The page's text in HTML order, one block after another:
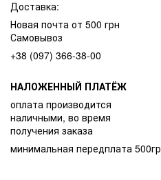
Доставка:
Новая почта от 500 грн
Самовывоз
+38 (097) 366-38-00
НАЛОЖЕННЫЙ ПЛАТЁЖ
оплата производится
наличными, во время
получения заказа
минимальная передплата 500гр